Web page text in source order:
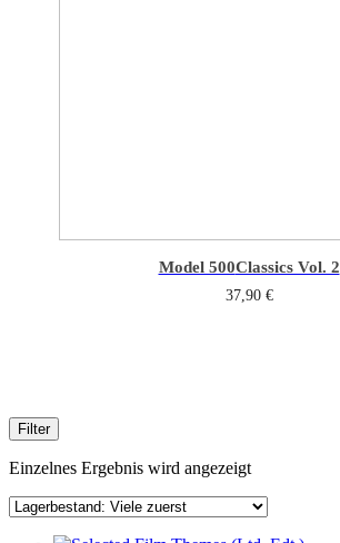
Model 500Classics Vol. 2
37,90 €
Filter
Einzelnes Ergebnis wird angezeigt